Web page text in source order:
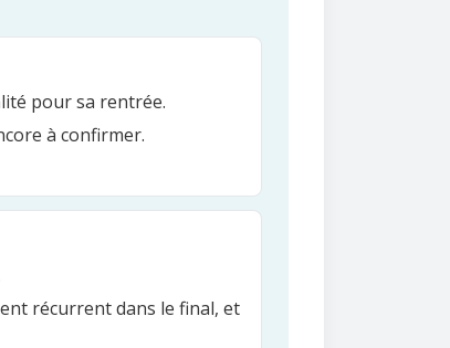
pour sa rentrée.
à confirmer.
récurrent dans le final, et